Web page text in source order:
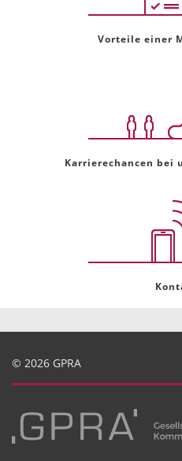
Vorteile einer
Karrierechancen bei
© 2026 GPRA